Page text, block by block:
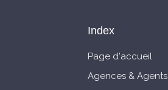
Index
Page d'accueil
Agences & Agents